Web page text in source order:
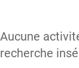
Aucune
recherche